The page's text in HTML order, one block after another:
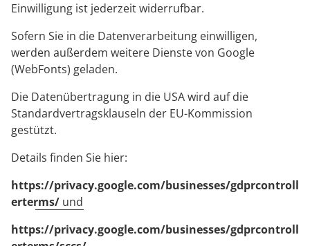
Einwilligung ist jederzeit widerrufbar.
Sofern Sie in die Datenverarbeitung einwilligen,
werden außerdem weitere Dienste von Google
(WebFonts) geladen.
Die Datenübertragung in die USA wird auf die
Standardvertragsklauseln der EU-Kommission
gestützt.
Details finden Sie hier:
https://privacy.google.com/businesses/gdprcontroll
erterms/ und
https://privacy.google.com/businesses/gdprcontroll